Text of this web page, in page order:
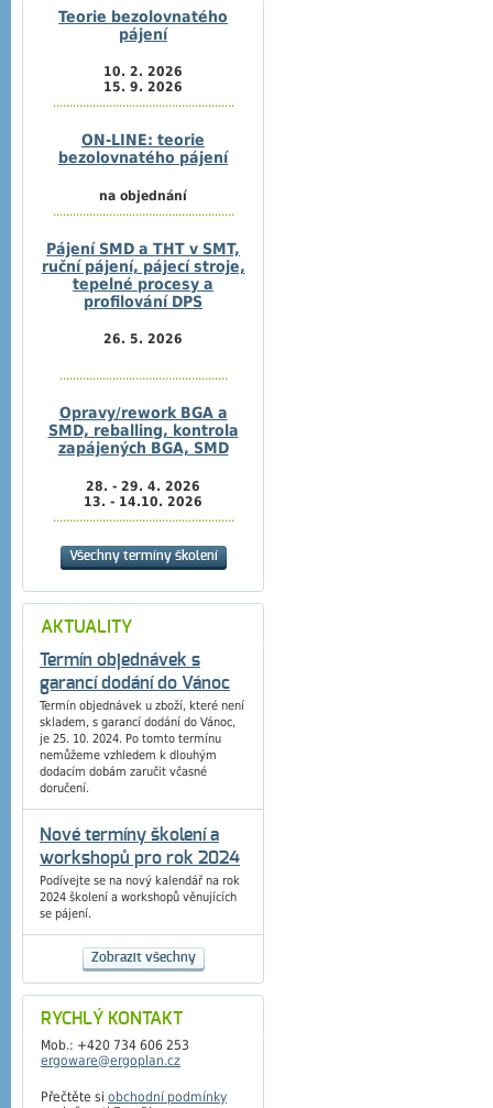
Teorie bezolovnatého
pájení
10. 2. 2026
15. 9. 2026
.......................................................
ON-LINE: teorie
bezolovnatého pájení
na objednání
.......................................................
Pájení SMD a THT v SMT,
ruční pájení, pájecí stroje,
tepelné procesy a
profilování DPS
26. 5. 2026
...................................................
Opravy/rework BGA a
SMD, reballing, kontrola
zapájených BGA, SMD
28. - 29. 4. 2026
13. - 14.10. 2026
.......................................................
Všechny termíny školení
AKTUALITY
Termín objednávek s
garancí dodání do Vánoc
Termín objednávek u zboží, které není
skladem, s garancí dodání do Vánoc,
je 25. 10. 2024. Po tomto termínu
nemůžeme vzhledem k dlouhým
dodacím dobám zaručit včasné
doručení.
Nové termíny školení a
workshopů pro rok 2024
Podívejte se na nový kalendář na rok
2024 školení a workshopů věnujících
se pájení.
Zobrazit všechny
RYCHLÝ KONTAKT
Mob.: +420 734 606 253
ergoware@ergoplan.cz
Přečtěte si obchodní podmínky